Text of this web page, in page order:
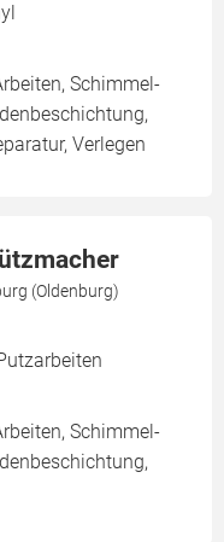
Schimmel-
Verlegen
(Oldenburg)
Schimmel-